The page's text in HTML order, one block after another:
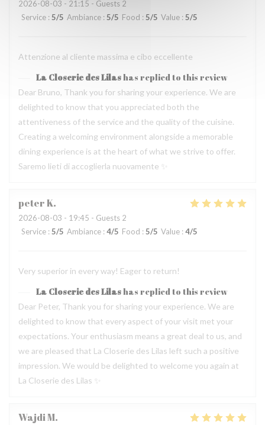
2026-08-03 - 21:15 - Guests 2
Service : 5/5 Ambiance : 5/5 Food : 5/5 Value : 5/5
Attenzione al cliente massima e cibo eccellente
La Closerie des Lilashas replied to this review
Dear Bruno, Thank you for sharing your experience. We are
delighted to know that you appreciated both the
attentiveness of the service and the quality of the cuisine.
Creating a welcoming environment alongside a memorable
dining experience is at the heart of what we strive to offer.
Saremo lieti di accoglierla nuovamente ✨
peterK
2026-08-03 - 19:45 - Guests 2
Service : 5/5 Ambiance : 4/5 Food : 5/5 Value : 4/5
Very superior in every way! Eager to return!
La Closerie des Lilashas replied to this review
Dear Peter, Thank you for sharing your experience. We are
delighted to know that every aspect of your visit met your
expectations. Your enthusiasm means a great deal to us, and
we are pleased that La Closerie des Lilas left such a positive
impression. We would be delighted to welcome you again at
La Closerie des Lilas ✨
WajdiM